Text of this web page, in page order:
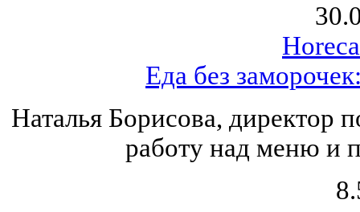
Еда без
Наталья Борисова, директор
работу над меню и